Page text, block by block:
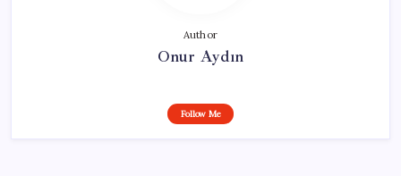
Author
Onur Aydın
Follow Me